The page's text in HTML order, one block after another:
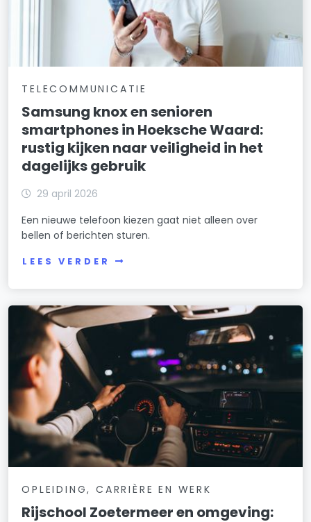
TELECOMMUNICATIE
Samsung knox en senioren
smartphones in Hoeksche Waard:
rustig kijken naar veiligheid in het
dagelijks gebruik
29 april 2026
Een nieuwe telefoon kiezen gaat niet alleen over
bellen of berichten sturen.
LEES VERDER
OPLEIDING, CARRIÈRE EN WERK
Rijschool Zoetermeer en omgeving: